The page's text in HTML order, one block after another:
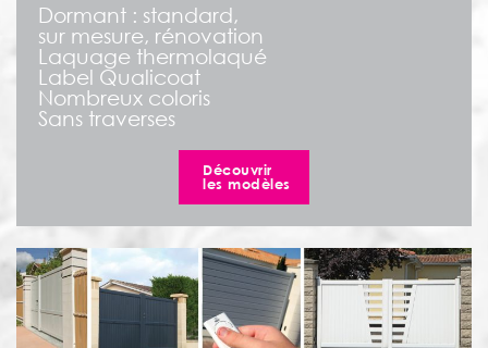
Dormant : standard,
sur mesure, rénovation
Laquage thermolaqué
Label Qualicoat
Nombreux coloris
Sans traverses
Découvrir
les modèles